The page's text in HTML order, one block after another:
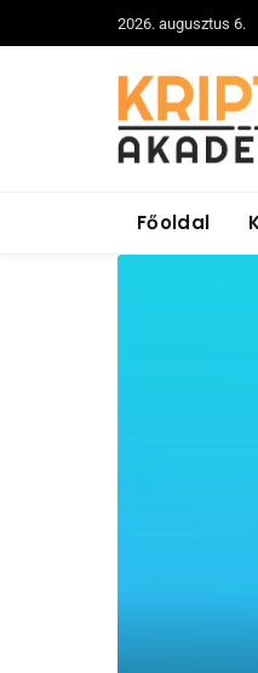
2026. augusztus 6.
Főoldal